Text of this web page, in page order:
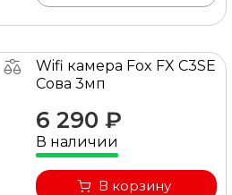
Wifi камера Fox FX C3SE
Сова 3мп
6 290 ₽
В наличии
В корзину